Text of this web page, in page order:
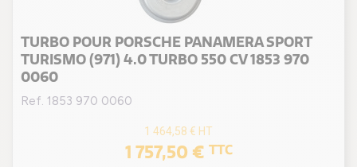
TURBO POUR PORSCHE PANAMERA SPORT
TURISMO (971) 4.0 TURBO 550 CV 1853 970
0060
Ref. 1853 970 0060
1 464,58 € HT
1 757,50 € TTC